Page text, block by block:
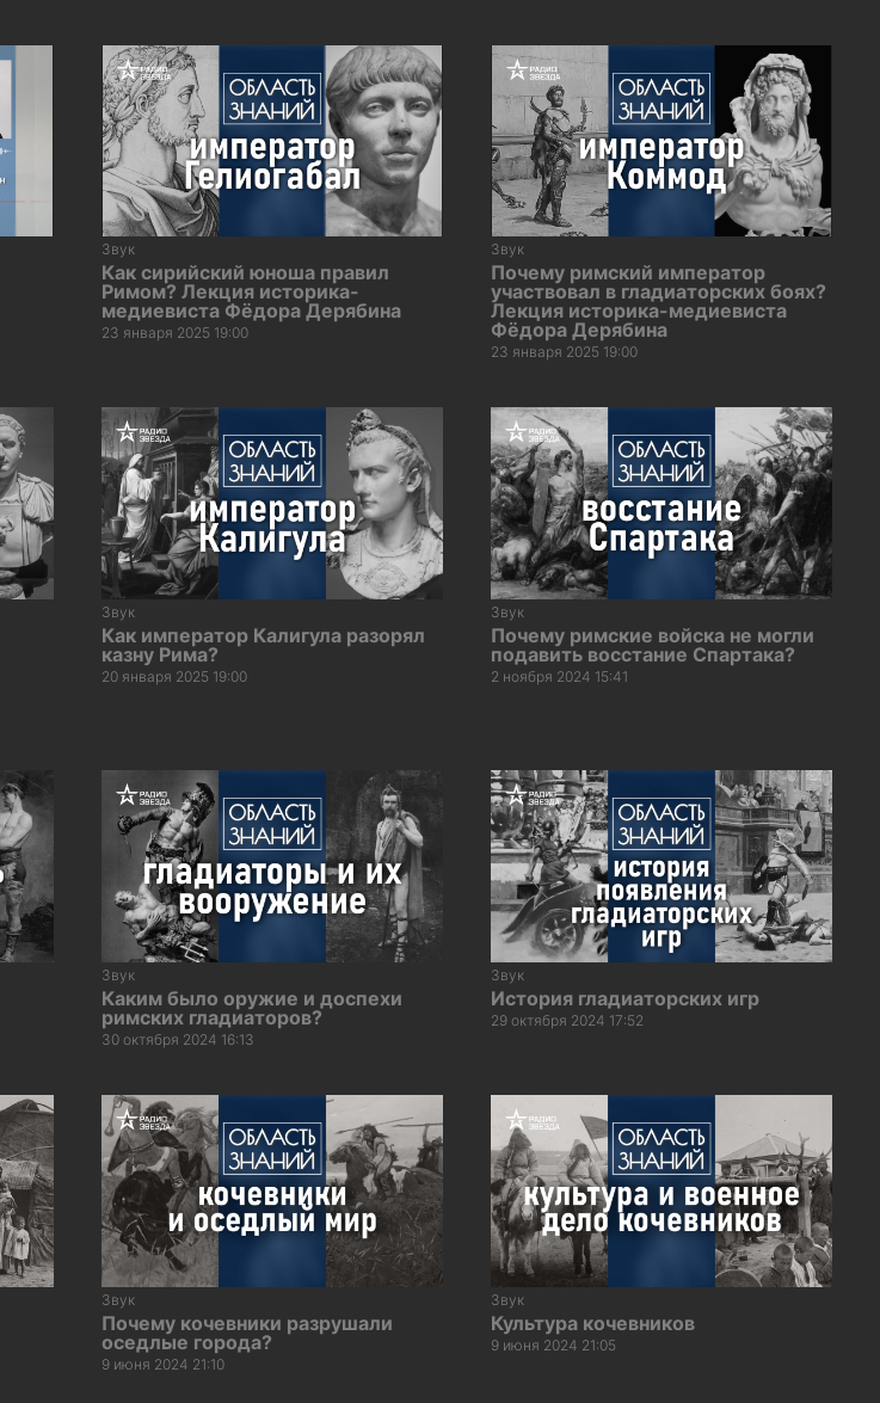
Звук
Как сирийский юноша правил
Римом? Лекция историка-
медиевиста Фёдора Дерябина
23 января 2025 19:00
Звук
Почему римский император
участвовал в гладиаторских боях?
Лекция историка-медиевиста
Фёдора Дерябина
23 января 2025 19:00
Звук
Как император Калигула разорял
казну Рима?
20 января 2025 19:00
Звук
Почему римские войска не могли
подавить восстание Спартака?
2 ноября 2024 15:41
Звук
Каким было оружие и доспехи
римских гладиаторов?
30 октября 2024 16:13
Звук
История гладиаторских игр
29 октября 2024 17:52
Звук
Почему кочевники разрушали
оседлые города?
9 июня 2024 21:10
Звук
Культура кочевников
9 июня 2024 21:05